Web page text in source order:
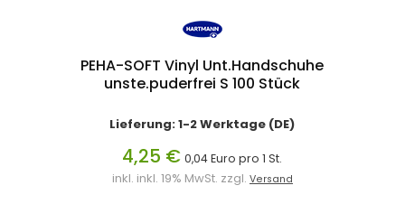
PEHA-SOFT Vinyl Unt.Handschuhe
unste.puderfrei S 100 Stück
Lieferung: 1-2 Werktage (DE)
4,25 € 0,04 Euro pro 1 St.
inkl. inkl. 19% MwSt. zzgl. Versand